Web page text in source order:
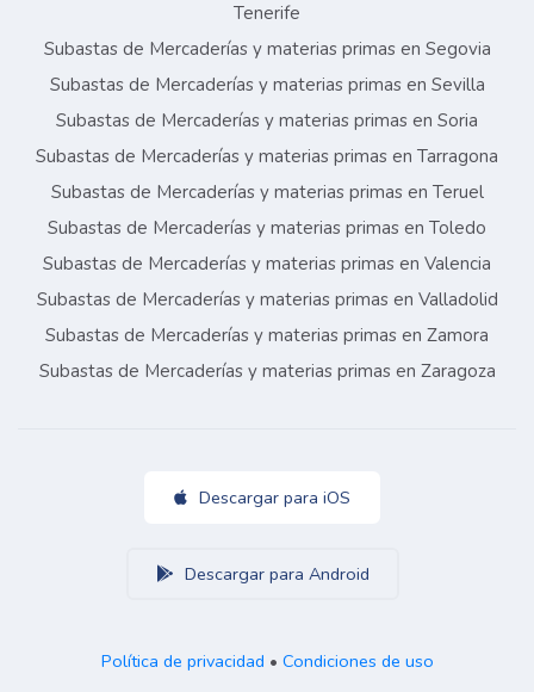
Tenerife
Subastas de Mercaderías y materias primas en Segovia
Subastas de Mercaderías y materias primas en Sevilla
Subastas de Mercaderías y materias primas en Soria
Subastas de Mercaderías y materias primas en Tarragona
Subastas de Mercaderías y materias primas en Teruel
Subastas de Mercaderías y materias primas en Toledo
Subastas de Mercaderías y materias primas en Valencia
Subastas de Mercaderías y materias primas en Valladolid
Subastas de Mercaderías y materias primas en Zamora
Subastas de Mercaderías y materias primas en Zaragoza
Descargar para iOS
Descargar para Android
Política de privacidad • Condiciones de uso